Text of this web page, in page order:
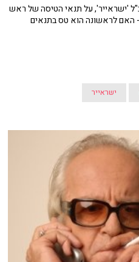
'ישראייר', על תנאי הטיסה של ראש
האם לראשונה הוא טס בתנאים
ישראייר